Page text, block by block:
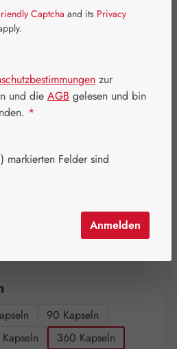
sind nur noch wenige Artikel
90 Kapseln
360 Kapseln
Captcha and its Privacy
zur
und die AGB gelesen und bin
*
markierten Felder sind
Anmelden